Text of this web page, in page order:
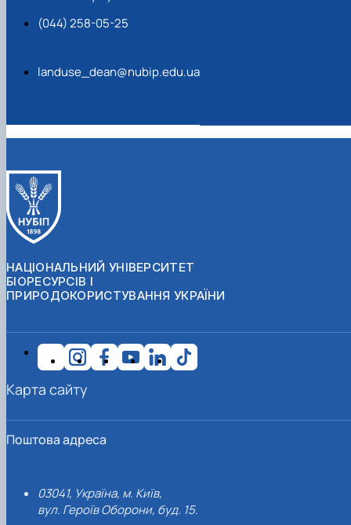
(044) 258-05-25
landuse_dean@nubip.edu.ua
НАЦІОНАЛЬНИЙ УНІВЕРСИТЕТ
БІОРЕСУРСІВ І
ПРИРОДОКОРИСТУВАННЯ УКРАЇНИ
Поштова адреса
03041, Україна, м. Київ,
вул. Героїв Оборони, буд. 15.
Карта сайту